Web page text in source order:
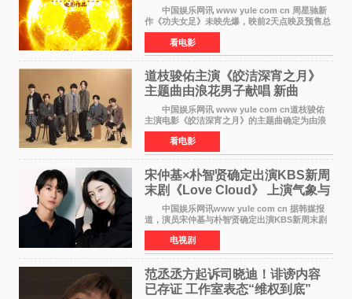
中国娱乐网讯 www yule com cn 周星驰新
作《功夫女足》未映先爆，映前2天点映及预售总
票房已突破4000万大关，成为暑期档最受期待的
电影之一。这部融合功夫元素与足球题材的喜剧
电影，将于7月
看电影
道枝骏佑主演《皎洁深宵之月》
主题曲由浪花男子献唱 新曲
《Moonlit》预告公开
中国娱乐网讯 www yule com cn道枝骏佑
主演电影《皎洁深宵之月》的主题曲确定为由浪
花男子演唱的新曲《Moonlit》。使用该乐曲的最
新预告片也已制作完成。 本片讲述的是市村
琥珀（道枝骏佑
看电影
宋仲基×朴智贤确定出演KBS新周
末剧《Love Cloud》 上演气象与
诅咒交织的奇幻爱情
中国娱乐网讯www yule com cn 据韩媒报
道，演员宋仲基与朴智贤确定出演KBS新周末剧
《Love Cloud》，分别担任男女主角。该剧预计
将于明年播出，引发观众期待。 《Love
Cloud》讲述了一位
电视剧
范丞丞方起诉司晓迪！诽谤内容
已存证 工作室表态“维权到底”